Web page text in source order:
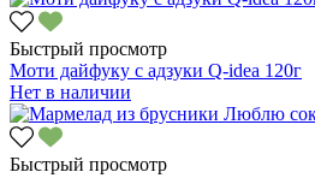
Быстрый просмотр
Моти дайфуку с адзуки Q-idea 120г
Нет в наличии
Быстрый просмотр